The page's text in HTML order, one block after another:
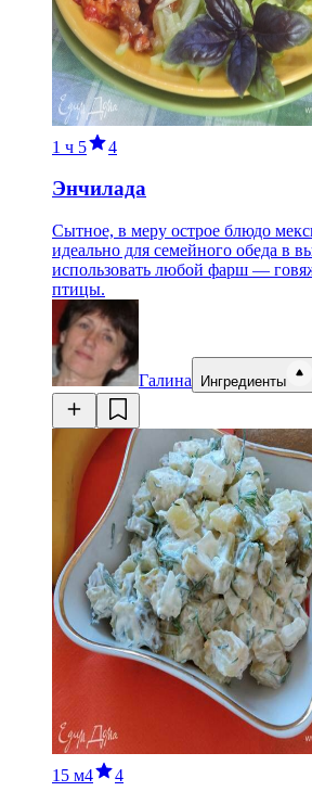
1 ч 5 4
Энчилада
Сытное, в меру острое блюдо
идеально для семейного обеда в
использовать любой фарш —
птицы.
Галина Ингредиенты
15 м4 4